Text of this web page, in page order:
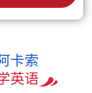
卡索
英语